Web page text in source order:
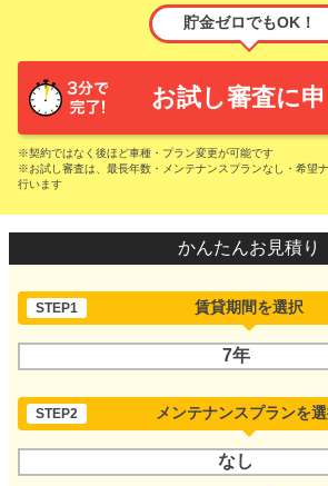
貯金ゼロでもOK！
お試し審査に
※契約ではなく後ほど車種・プラン変更が可能です
※お試し審査は、最長年数・メンテナンスプランなし・希望
行います
かんたんお見積り
STEP1 賃貸期間を選択
7年
STEP2 メンテナンスプランを
なし